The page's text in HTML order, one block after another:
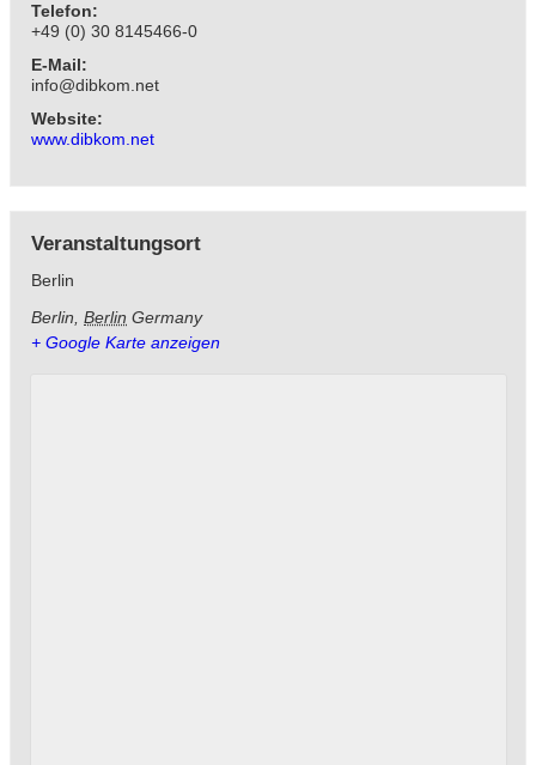
Telefon:
+49 (0) 30 8145466-0
E-Mail:
info@dibkom.net
Website:
www.dibkom.net
Veranstaltungsort
Berlin
Berlin Berlin Germany
+ Google Karte anzeigen